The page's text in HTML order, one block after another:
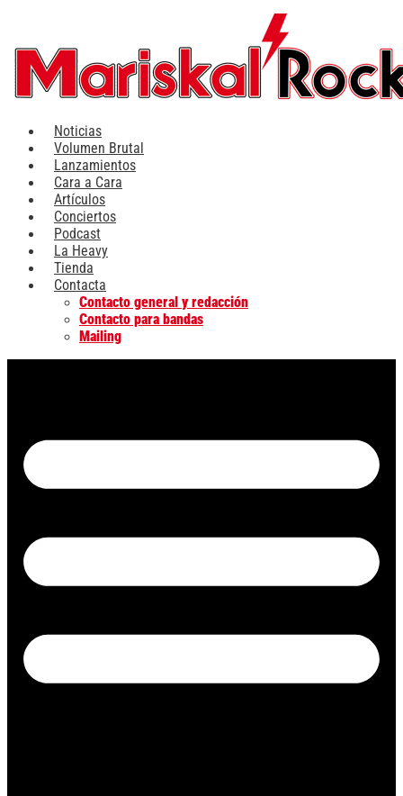
contenido
Noticias
Volumen Brutal
Lanzamientos
Cara a Cara
Artículos
Conciertos
Podcast
La Heavy
Tienda
Contacta
Contacto general y redacción
Contacto para bandas
Mailing